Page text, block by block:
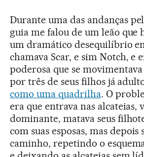
Durante uma das andanças
guia me falou de um leão que
um dramático desequilíbrio
chamava Scar, e sim Notch, e
poderosa que se
por três de seus filhos já
como uma quadrilha. O
era que entrava nas alcateias,
dominante, matava seus
com suas esposas, mas depois
caminho, repetindo o